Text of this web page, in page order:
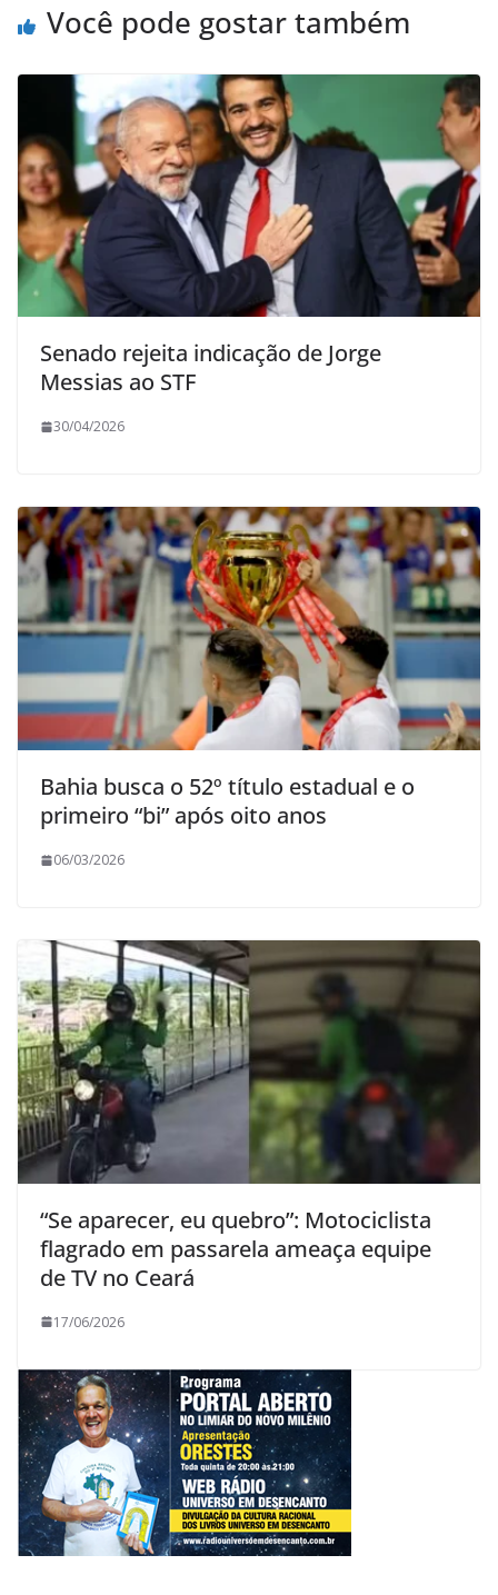
Você pode gostar também
Senado rejeita indicação de Jorge
Messias ao STF
30/04/2026
Bahia busca o 52º título estadual e o
primeiro “bi” após oito anos
06/03/2026
“Se aparecer, eu quebro”: Motociclista
flagrado em passarela ameaça equipe
de TV no Ceará
17/06/2026